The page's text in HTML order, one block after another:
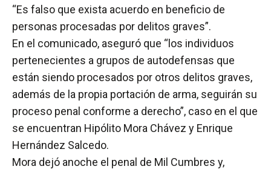
“Es falso que exista acuerdo en beneficio de
personas procesadas por delitos graves”.
En el comunicado, aseguró que “los individuos
pertenecientes a grupos de autodefensas que
están siendo procesados por otros delitos graves,
además de la propia portación de arma, seguirán su
proceso penal conforme a derecho”, caso en el que
se encuentran Hipólito Mora Chávez y Enrique
Hernández Salcedo.
Mora dejó anoche el penal de Mil Cumbres y,